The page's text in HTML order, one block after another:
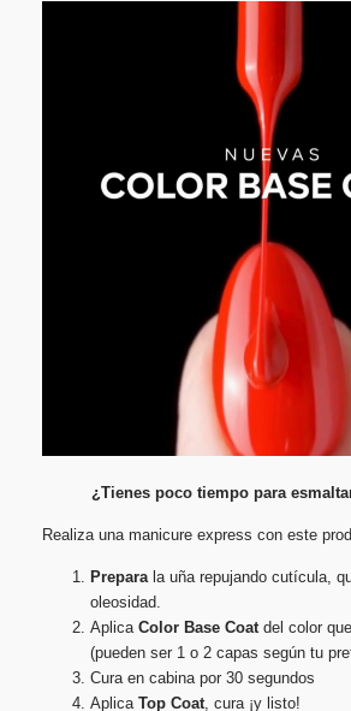
¿Tienes poco tiempo para
Realiza una manicure express con este
Preparala uña repujando cutícula,
oleosidad.
AplicaColor Base Coatdel color
(pueden ser 1 o 2 capas según tu
Cura en cabina por 30 segundos
Aplica Top Coat, cura ¡y listo!